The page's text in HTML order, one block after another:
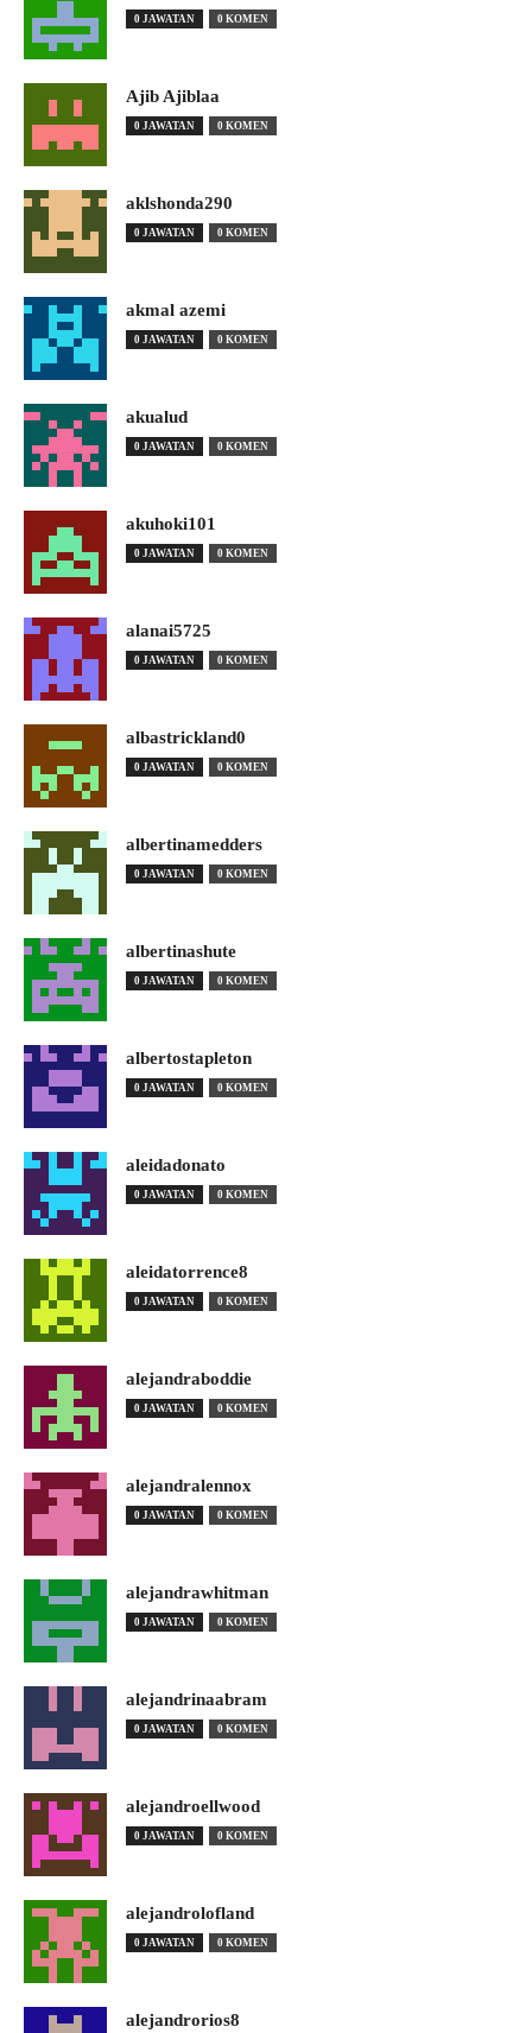
0 JAWATAN 0 KOMEN
Ajib Ajiblaa
0 JAWATAN 0 KOMEN
aklshonda290
0 JAWATAN 0 KOMEN
akmal azemi
0 JAWATAN 0 KOMEN
akualud
0 JAWATAN 0 KOMEN
akuhoki101
0 JAWATAN 0 KOMEN
alanai5725
0 JAWATAN 0 KOMEN
albastrickland0
0 JAWATAN 0 KOMEN
albertinamedders
0 JAWATAN 0 KOMEN
albertinashute
0 JAWATAN 0 KOMEN
albertostapleton
0 JAWATAN 0 KOMEN
aleidadonato
0 JAWATAN 0 KOMEN
aleidatorrence8
0 JAWATAN 0 KOMEN
alejandraboddie
0 JAWATAN 0 KOMEN
alejandralennox
0 JAWATAN 0 KOMEN
alejandrawhitman
0 JAWATAN 0 KOMEN
alejandrinaabram
0 JAWATAN 0 KOMEN
alejandroellwood
0 JAWATAN 0 KOMEN
alejandrolofland
0 JAWATAN 0 KOMEN
alejandrorios8